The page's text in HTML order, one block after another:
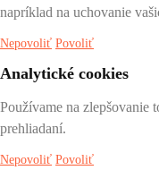
napríklad na uchovanie
Nepovoliť Povoliť
Analytické cookies
Používame na zlepšovanie
prehliadaní.
Nepovoliť Povoliť